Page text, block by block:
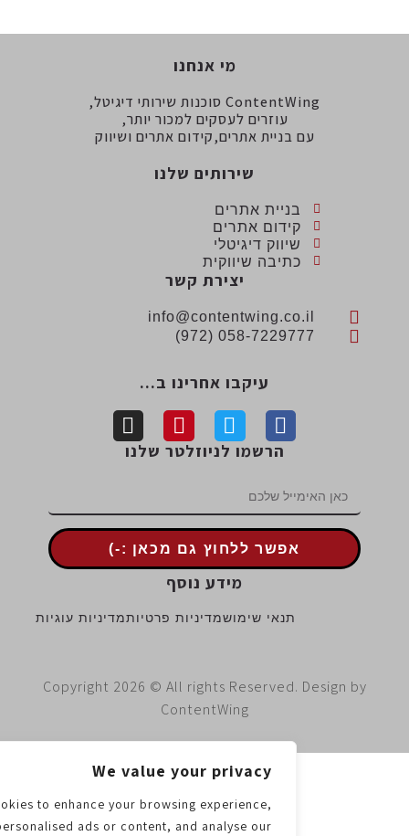
We value your privacy
use cookies to enhance your browsing experience,
serve personalised ads or content, and analyse our
מי אנחנו
ContentWing סוכנות שירותי דיגיטל,
עוזרים לעסקים למכור יותר,
עם בניית אתרים,קידום אתרים ושיווק
שירותים שלנו
בניית אתרים
קידום אתרים
שיווק דיגיטלי
כתיבה שיווקית
יצירת קשר
info@contentwing.co.il
058-7229777 (972)
עיקבו אחרינו ב...
הרשמו לניוזלטר שלנו
אפשר ללחוץ גם מכאן :-)
מידע נוסף
תנאי שימושמדיניות פרטיותמדיניות עוגיות
Copyright 2026 © All rights Reserved. Design
ContentWing